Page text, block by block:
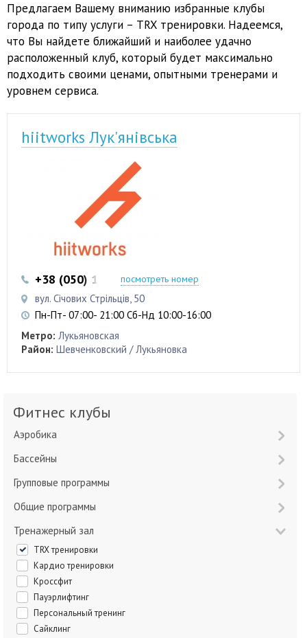
Предлагаем Вашему вниманию избранные клубы
города по типу услуги – TRX тренировки. Надеемся,
что Вы найдете ближайший и наиболее удачно
расположенный клуб, который будет максимально
подходить своими ценами, опытными тренерами и
уровнем сервиса.
hiitworks Лук'янівська
+38 (050) 103 22 22 +38 (050) 103 22 22
посмотреть номер
вул. Січових Стрільців, 50
Пн-Пт- 07:00- 21:00 Сб-Нд 10:00-16:00
Метро: Лукьяновская
Район: Шевченковский / Лукьяновка
Фитнес клубы
Аэробика
Бассейны
Групповые программы
Общие программы
Тренажерный зал
TRX тренировки
Кардио тренировки
Кроссфит
Пауэрлифтинг
Персональный тренинг
Сайклинг